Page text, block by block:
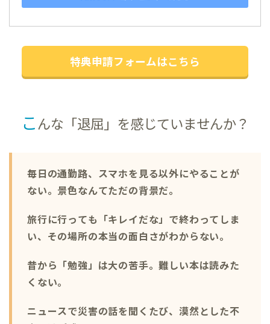
特典申請フォームはこちら
こんな「退屈」を感じていませんか？
毎日の通勤路、スマホを見る以外にやることが
ない。景色なんてただの背景だ。
旅行に行っても「キレイだな」で終わってしま
い、その場所の本当の面白さがわからない。
昔から「勉強」は大の苦手。難しい本は読みた
くない。
ニュースで災害の話を聞くたび、漠然とした不